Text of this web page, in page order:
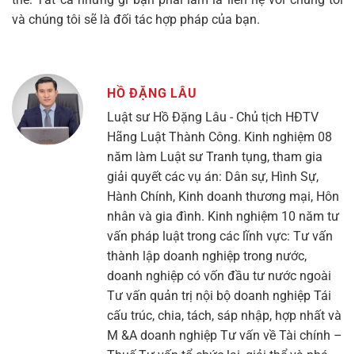
và chúng tôi sẽ là đối tác hợp pháp của bạn.
HỒ ĐẶNG LÂU
Luật sư Hồ Đặng Lâu - Chủ tịch HĐTV
Hãng Luật Thành Công. Kinh nghiệm 08
năm làm Luật sư Tranh tụng, tham gia
giải quyết các vụ án: Dân sự, Hình Sự,
Hành Chính, Kinh doanh thương mại, Hôn
nhân và gia đình. Kinh nghiệm 10 năm tư
vấn pháp luật trong các lĩnh vực: Tư vấn
thành lập doanh nghiệp trong nước,
doanh nghiệp có vốn đầu tư nước ngoài
Tư vấn quản trị nội bộ doanh nghiệp Tái
cấu trúc, chia, tách, sáp nhập, hợp nhất và
M &A doanh nghiệp Tư vấn về Tài chính –